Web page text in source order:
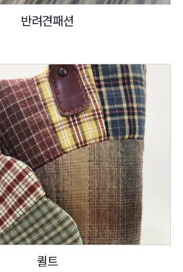
반려견패션
퀼트